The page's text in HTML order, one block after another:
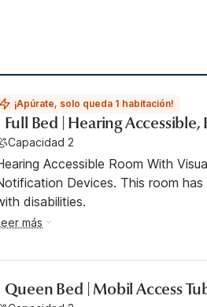
¡Apúrate, solo queda 1 habitación!
Full Bed | Hearing
Capacidad 2
Accessible Room With
Devices. This room
disabilities.
más
Queen Bed | Mobil Access